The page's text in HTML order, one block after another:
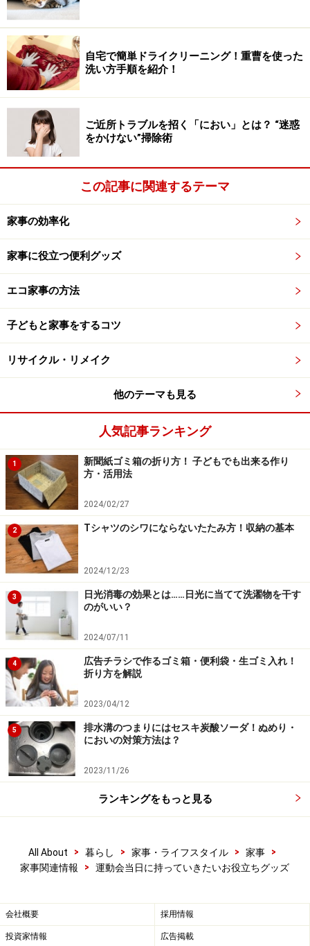
自宅で簡単ドライクリーニング！重曹を使った
洗い方手順を紹介！
ご近所トラブルを招く「におい」とは？ “迷惑
をかけない”掃除術
この記事に関連するテーマ
家事の効率化
家事に役立つ便利グッズ
エコ家事の方法
子どもと家事をするコツ
リサイクル・リメイク
他のテーマも見る
人気記事ランキング
1
新聞紙ゴミ箱の折り方！ 子どもでも出来る作り
方・活用法
2024/02/27
2 Tシャツのシワにならないたたみ方！収納の基本
2024/12/23
3
日光消毒の効果とは……日光に当てて洗濯物を干す
のがいい？
2024/07/11
4
広告チラシで作るゴミ箱・便利袋・生ゴミ入れ！
折り方を解説
2023/04/12
5
排水溝のつまりにはセスキ炭酸ソーダ！ぬめり・
においの対策方法は？
2023/11/26
ランキングをもっと見る
All About > 暮らし > 家事・ライフスタイル > 家事
>
家事関連情報
> 運動会当日に持っていきたいお役立ちグッズ
会社概要 採用情報
投資家情報 広告掲載